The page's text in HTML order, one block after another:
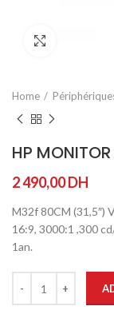
Home
HP
2 490,00DH
M32f 80CM (31,5″)
16:9, 3000:1 ,300
1an.